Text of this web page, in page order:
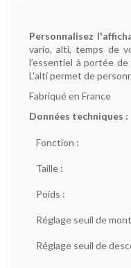
Personnalisez
vario, alti, temps de
l’essentiel à portée
L'alti permet de
Fabriqué en France
Données techniques :
Fonction :
Taille :
Poids :
Réglage seuil de
Réglage seuil de